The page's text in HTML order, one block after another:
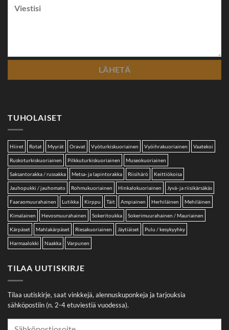
TUHOLAISET
Hiiret Rotat Myyrät Oravat Vyöturkiskuoriainen Vyöihrakuoriainen Vaatekoi
Ruskoturkiskuoriainen Pilkkuturkiskuoriainen Museokuoriainen
Saksantorakka / russakka Metsa- ja lapintorakka Riisihärö Keittiökoisa
Jauhopukki / jauhomato Rohmukuoriainen Hinkalokuoriainen Jyvä- ja riisikärsäkäs
Faaraomuurahainen Lutikka Kirppu Täit Ampiainen Herhiläinen Mehiläinen
Kimalainen Hevosmuurahainen Sokeritoukka Sokerimuurahainen / Mauriainen
Kärpäset Mahlakärpäset Riesakuoriainen Jäytiäiset Pulu / kesykyyhky
Harmaalokki Naakka Varpunen
TILAA UUTISKIRJE
Tilaa uutiskirje, saat vinkkejä, alennuskuponkeja ja tarjouksia
sähköpostiin (n. 2-4 etuviestiä vuodessa).